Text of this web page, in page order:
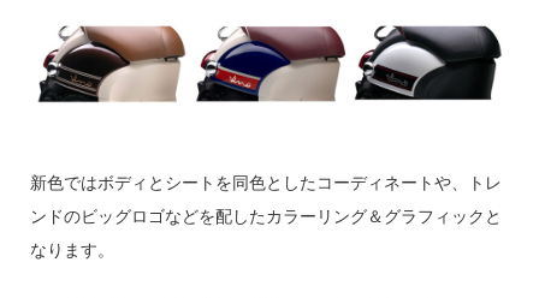
新色ではボディとシートを同色としたコーディネートや、トレ
ンドのビッグロゴなどを配したカラーリング＆グラフィックと
なります。